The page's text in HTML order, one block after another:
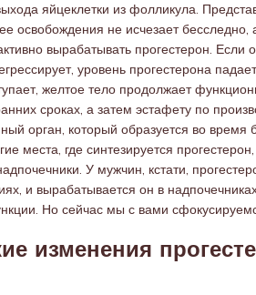
яйцеклетки из фолликула.
освобождения не исчезает
вырабатывать прогестерон.
уровень прогестерона
желтое тело продолжает
сроках, а затем эстафету по
орган, который образуется во время
места, где синтезируется
У мужчин, кстати,
и вырабатывается он в
Но сейчас мы с вами
изменения